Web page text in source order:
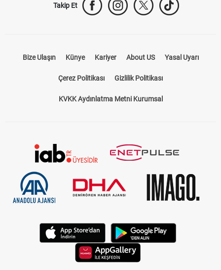
Takip Et
Bize Ulaşın Künye Kariyer About US Yasal Uyarı
Çerez Politikası Gizlilik Politikası
KVKK Aydınlatma Metni Kurumsal